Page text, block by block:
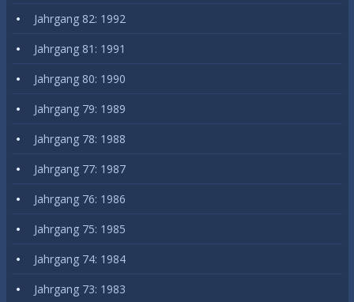
Jahrgang 82: 1992
Jahrgang 81: 1991
Jahrgang 80: 1990
Jahrgang 79: 1989
Jahrgang 78: 1988
Jahrgang 77: 1987
Jahrgang 76: 1986
Jahrgang 75: 1985
Jahrgang 74: 1984
Jahrgang 73: 1983